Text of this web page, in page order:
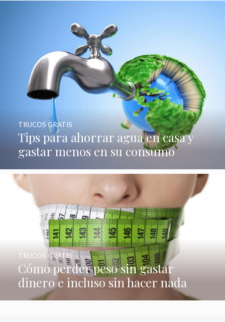
Tips para ahorrar agua en casa y
gastar menos en su consumo
TRUCOS GRATIS
Cómo perder peso sin gastar
dinero e incluso sin hacer nada
TRUCOS GRATIS